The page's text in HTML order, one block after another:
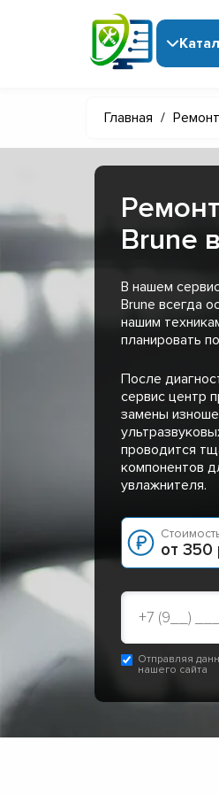
Главная /
Brune
В нашем
Brune всегда
нашим
планировать
После
сервис центр
замены
проводится
компонентов
увлажнителя.
от 350
Отправляя
нашего сайта